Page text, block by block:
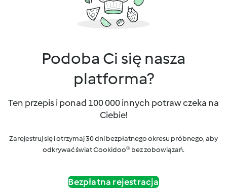
Podoba Ci się nasza
platforma?
Ten przepis i ponad 100 000 innych potraw czeka na
Ciebie!
Zarejestruj się i otrzymaj 30 dni bezpłatnego okresu próbnego, aby
odkrywać świat Cookidoo® bez zobowiązań.
Bezpłatna rejestracja